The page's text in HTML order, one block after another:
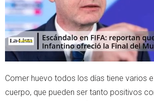
Comer huevo todos los días tiene varios
cuerpo, que pueden ser tanto positivos